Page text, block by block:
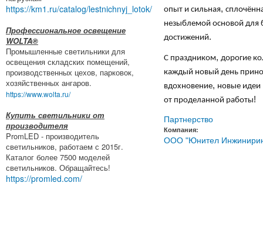
https://km1.ru/catalog/lestnichnyj_lotok/
Профессиональное освещение
WOLTA®
Промышленные светильники для
освещения складских помещений,
производственных цехов, парковок,
хозяйственных ангаров.
https://www.wolta.ru/
Купить светильники от
производителя
PromLED - производитель
светильников, работаем с 2015г.
Каталог более 7500 моделей
светильников. Обращайтесь!
https://promled.com/
опыт и сильная,
незыблемой основой для
достижений.
С праздником, дорогие
каждый новый день
вдохновение, новые идеи
от проделанной работы!
Партнерство
Компания:
ООО "Юнител